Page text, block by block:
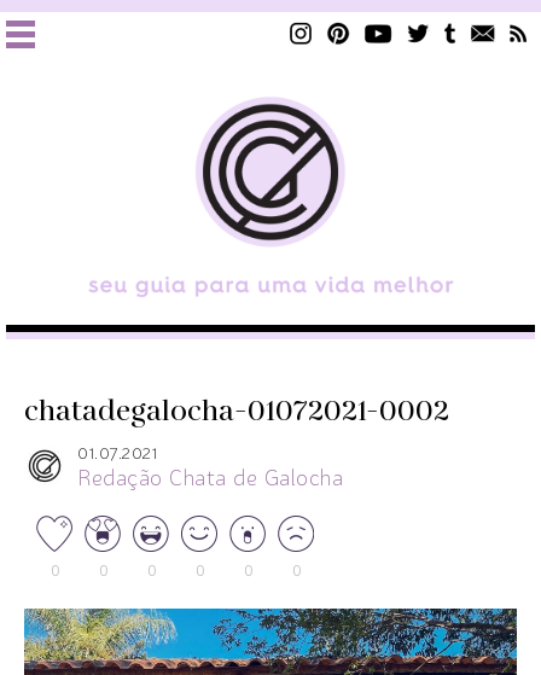
chatadegalocha-01072021-0002
01.07.2021
Redação Chata de Galocha
0 0 0 0 0 0